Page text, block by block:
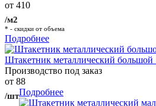
от 410
/м2
* - скидки от объема
Подробнее
Штакетник металлический большой
Производство под заказ
от 88
/штПодробнее